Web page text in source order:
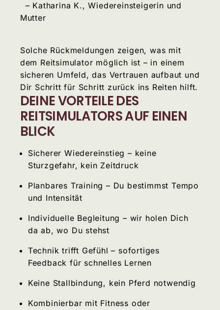
– Katharina K., Wiedereinsteigerin und
Mutter
Solche Rückmeldungen zeigen, was mit
dem Reitsimulator möglich ist – in einem
sicheren Umfeld, das Vertrauen aufbaut und
Dir Schritt für Schritt zurück ins Reiten hilft.
DEINE VORTEILE DES
REITSIMULATORS AUF EINEN
BLICK
Sicherer Wiedereinstieg – keine
Sturzgefahr, kein Zeitdruck
Planbares Training – Du bestimmst Tempo
und Intensität
Individuelle Begleitung – wir holen Dich
da ab, wo Du stehst
Technik trifft Gefühl – sofortiges
Feedback für schnelles Lernen
Keine Stallbindung, kein Pferd notwendig
Kombinierbar mit Fitness oder